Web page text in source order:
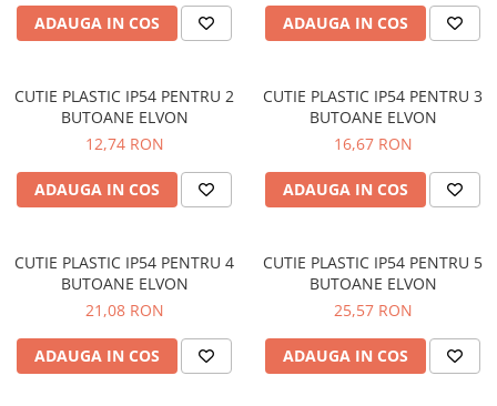
Accesorii
Jgheab metalic
Papuci CU și AL
Pat de cablu PVC
Pini, riglete, cleme
Țeavă PVC și copex
Cofrete, dulapuri și doze
Cofrete de plastic și accesorii
Coftere metalice și accesorii
ADAUGA IN COS ADAUGA IN COS
CUTIE PLASTIC IP54 PENTRU 2
BUTOANE ELVON
12,74 RON
ADAUGA IN COS
CUTIE PLASTIC IP54 PENTRU 3
BUTOANE ELVON
16,67 RON
ADAUGA IN COS
CUTIE PLASTIC IP54 PENTRU 4
BUTOANE ELVON
21,08 RON
ADAUGA IN COS
CUTIE PLASTIC IP54 PENTRU 5
BUTOANE ELVON
25,57 RON
ADAUGA IN COS